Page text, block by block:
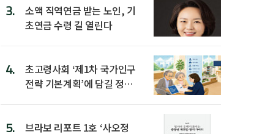
3.
소액 직역연금 받는 노인, 기
초연금 수령 길 열린다
4.
초고령사회 ‘제1차 국가인구
전략 기본계획’에 담길 정책
5.
브라보 리포트 1호 ‘사오정